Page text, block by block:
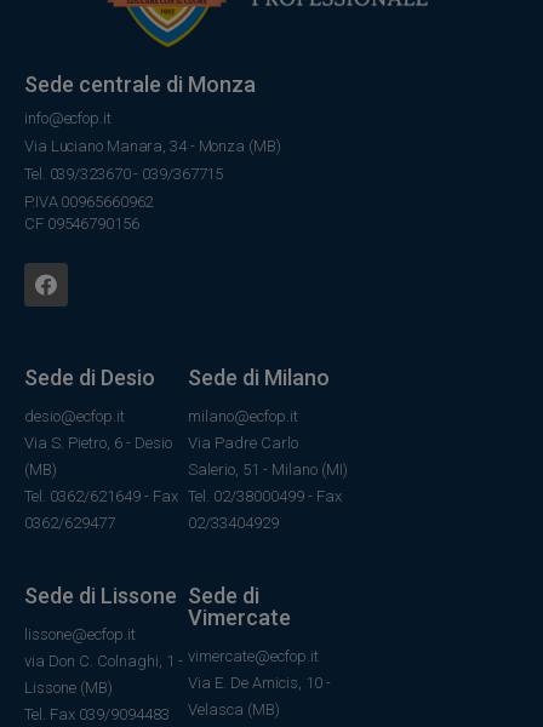
Sede centrale di Monza
info@ecfop.it
Via Luciano Manara, 34 - Monza (MB)
Tel. 039/323670 - 039/367715
P.IVA 00965660962
CF 09546790156
Sede di Desio
desio@ecfop.it
Via S. Pietro, 6 - Desio
(MB)
Tel. 0362/621649 - Fax
0362/629477
Sede di Lissone
lissone@ecfop.it
via Don C. Colnaghi, 1 -
Lissone (MB)
Tel. Fax 039/9094483
Sede di Milano
milano@ecfop.it
Via Padre Carlo
Salerio, 51 - Milano (MI)
Tel. 02/38000499 - Fax
02/33404929
Sede di
Vimercate
vimercate@ecfop.it
Via E. De Amicis, 10 -
Velasca (MB)